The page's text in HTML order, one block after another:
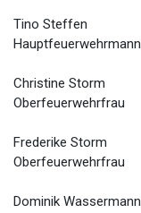
Tino Steffen
Hauptfeuerwehrmann
Christine Storm
Oberfeuerwehrfrau
Frederike Storm
Oberfeuerwehrfrau
Dominik Wassermann